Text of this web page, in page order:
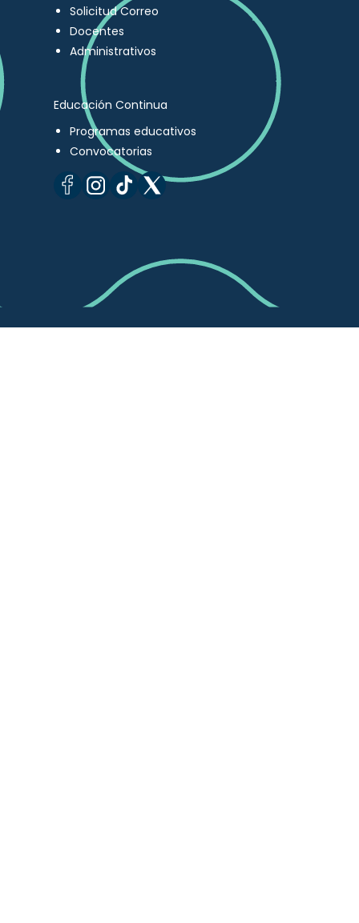
Solicitud Correo
Docentes
Administrativos
Educación Continua
Programas educativos
Convocatorias